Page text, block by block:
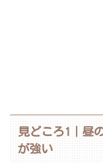
見どころ1｜昼
が強い